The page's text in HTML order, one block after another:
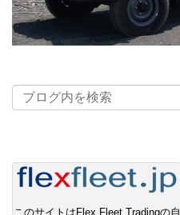
このサイトはFlex Fleet Tradingの自